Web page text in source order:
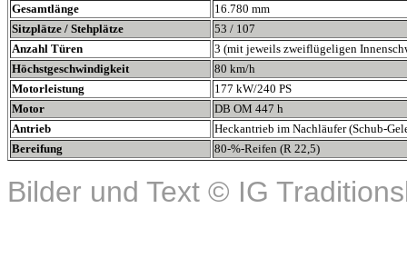
Gesamtlänge
16.780 mm
Sitzplätze / Stehplätze
53 / 107
Anzahl Türen
3 (mit jeweils zweiflügeligen
Höchstgeschwindigkeit
80 km/h
Motorleistung
177 kW/240 PS
Motor
DB OM 447 h
Antrieb
Heckantrieb im Nachläufer (Schub-
Bereifung
80-%-Reifen (R 22,5)
Bilder und Text © IG